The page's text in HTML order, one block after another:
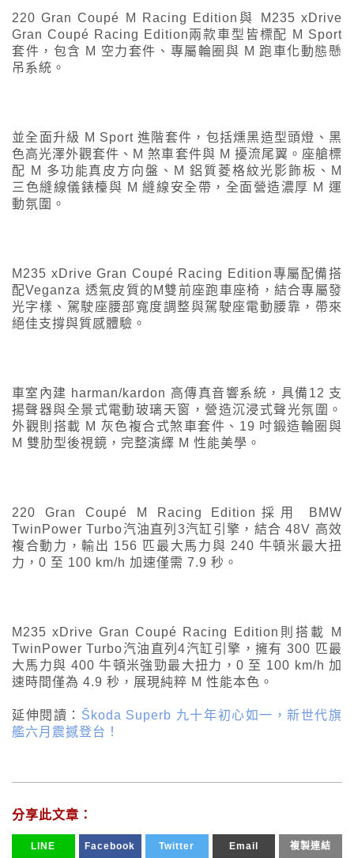
220 Gran Coupé M Racing Edition與 M235 xDrive
Gran Coupé Racing Edition兩款車型皆標配 M Sport
套件，包含 M 空力套件、專屬輪圈與 M 跑車化動態懸
吊系統。
並全面升級 M Sport 進階套件，包括燻黑造型頭燈、黑
色高光澤外觀套件、M 煞車套件與 M 擾流尾翼。座艙標
配 M 多功能真皮方向盤、M 鋁質菱格紋光影飾板、M
三色縫線儀錶檯與 M 縫線安全帶，全面營造濃厚 M 運
動氛圍。
M235 xDrive Gran Coupé Racing Edition專屬配備搭
配Veganza 透氣皮質的M雙前座跑車座椅，結合專屬發
光字樣、駕駛座腰部寬度調整與駕駛座電動腰靠，帶來
絕佳支撐與質感體驗。
車室內建 harman/kardon 高傳真音響系統，具備12 支
揚聲器與全景式電動玻璃天窗，營造沉浸式聲光氛圍。
外觀則搭載 M 灰色複合式煞車套件、19 吋鍛造輪圈與
M 雙肋型後視鏡，完整演繹 M 性能美學。
220 Gran Coupé M Racing Edition採用 BMW
TwinPower Turbo汽油直列3汽缸引擎，結合 48V 高效
複合動力，輸出 156 匹最大馬力與 240 牛頓米最大扭
力，0 至 100 km/h 加速僅需 7.9 秒。
M235 xDrive Gran Coupé Racing Edition則搭載 M
TwinPower Turbo汽油直列4汽缸引擎，擁有 300 匹最
大馬力與 400 牛頓米強勁最大扭力，0 至 100 km/h 加
速時間僅為 4.9 秒，展現純粹 M 性能本色。
延伸閱讀： Škoda Superb 九十年初心如一，新世代旗
艦六月震撼登台！
分享此文章：
LINE Facebook Twitter Email 複製連結